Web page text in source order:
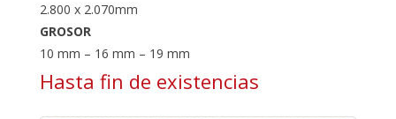
2.800 x 2.070mm
GROSOR
10 mm – 16 mm – 19 mm
Hasta fin de existencias